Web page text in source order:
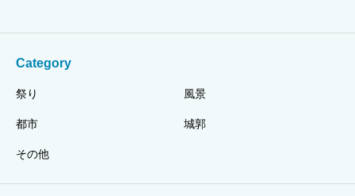
Category
祭り 風景
都市 城郭
その他